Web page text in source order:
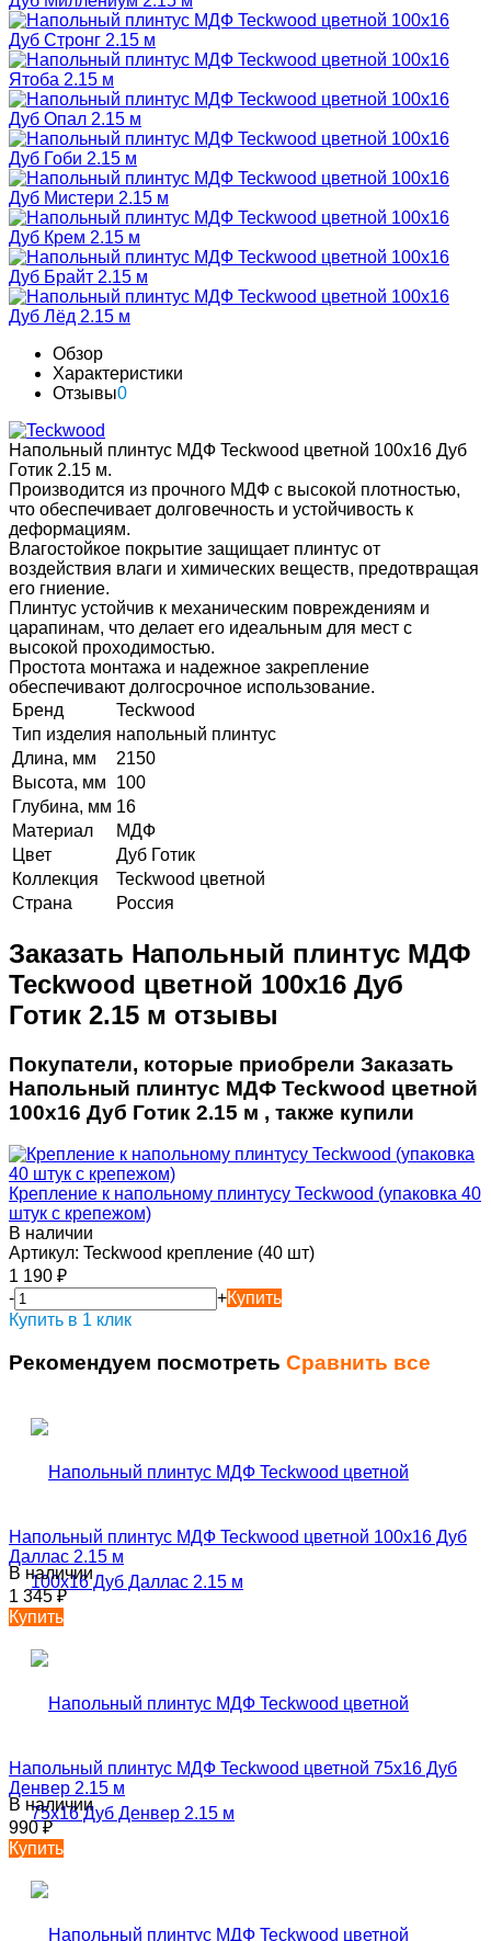
Обзор
Характеристики
Отзывы0
Напольный плинтус МДФ Teckwood цветной 100х16 Дуб
Готик 2.15 м.
Производится из прочного МДФ с высокой плотностью,
что обеспечивает долговечность и устойчивость к
деформациям.
Влагостойкое покрытие защищает плинтус от
воздействия влаги и химических веществ, предотвращая
его гниение.
Плинтус устойчив к механическим повреждениям и
царапинам, что делает его идеальным для мест с
высокой проходимостью.
Простота монтажа и надежное закрепление
обеспечивают долгосрочное использование.
Бренд
Teckwood
Тип изделия напольный плинтус
Длина, мм
2150
Высота, мм
100
Глубина, мм 16
Материал
МДФ
Цвет
Дуб Готик
Коллекция
Teckwood цветной
Страна
Россия
Заказать Напольный плинтус МДФ
Teckwood цветной 100х16 Дуб
Готик 2.15 м отзывы
Покупатели, которые приобрели Заказать
Напольный плинтус МДФ Teckwood цветной
100х16 Дуб Готик 2.15 м , также купили
Крепление к напольному плинтусу Teckwood (упаковка 40
штук с крепежом)
В наличии
Артикул: Teckwood крепление (40 шт)
1 190 ₽
-
+Купить
Купить в 1 клик
Рекомендуем посмотреть Сравнить все
Напольный плинтус МДФ Teckwood цветной 100х16 Дуб
Даллас 2.15 м
В наличии
1 345₽
Купить
Напольный плинтус МДФ Teckwood цветной 75х16 Дуб
Денвер 2.15 м
В наличии
990₽
Купить